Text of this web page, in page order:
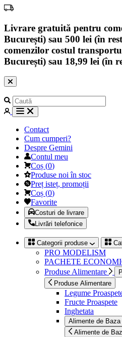
Livrare gratuită pentru
București) sau 500 lei (în
comenzilor costul
București) sau 18,99 lei (în
Contact
Cum cumperi?
Despre Gemini
Contul meu
Coș (0)
Produse noi în stoc
Preț isteț, promoții
Coș (0)
Favorite
Costuri de livrare
Livrări telefonice
Categorii produse
PRO MODELISM
PACHETE
Produse Alimentare
Produse Alimentare
Legume
Fructe Proaspete
Inghetata
Alimente de Baza
Alimente de